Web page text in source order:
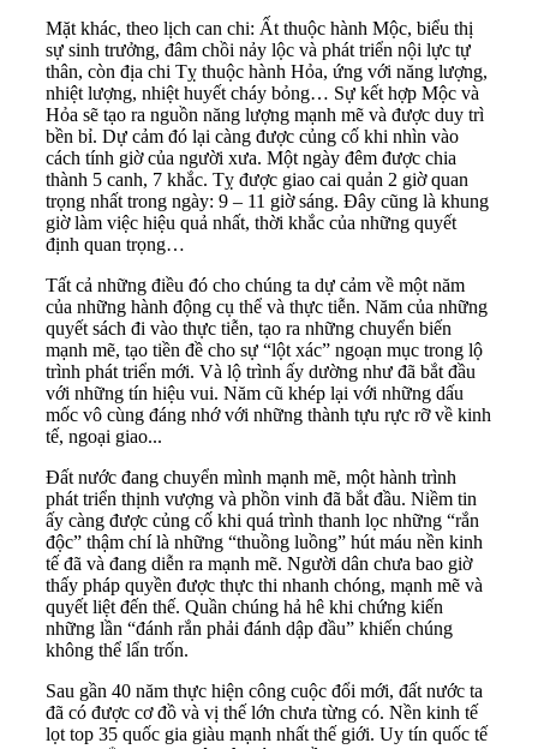
Mặt khác, theo lịch can chi: Ất thuộc hành Mộc, biểu thị
sự sinh trưởng, đâm chồi nảy lộc và phát triển nội lực tự
thân, còn địa chi Tỵ thuộc hành Hỏa, ứng với năng lượng,
nhiệt lượng, nhiệt huyết cháy bỏng… Sự kết hợp Mộc và
Hỏa sẽ tạo ra nguồn năng lượng mạnh mẽ và được duy trì
bền bỉ. Dự cảm đó lại càng được củng cố khi nhìn vào
cách tính giờ của người xưa. Một ngày đêm được chia
thành 5 canh, 7 khắc. Tỵ được giao cai quản 2 giờ quan
trọng nhất trong ngày: 9 – 11 giờ sáng. Đây cũng là khung
giờ làm việc hiệu quả nhất, thời khắc của những quyết
định quan trọng…
Tất cả những điều đó cho chúng ta dự cảm về một năm
của những hành động cụ thể và thực tiễn. Năm của những
quyết sách đi vào thực tiễn, tạo ra những chuyển biến
mạnh mẽ, tạo tiền đề cho sự “lột xác” ngoạn mục trong lộ
trình phát triển mới. Và lộ trình ấy dường như đã bắt đầu
với những tín hiệu vui. Năm cũ khép lại với những dấu
mốc vô cùng đáng nhớ với những thành tựu rực rỡ về kinh
tế, ngoại giao...
Đất nước đang chuyển mình mạnh mẽ, một hành trình
phát triển thịnh vượng và phồn vinh đã bắt đầu. Niềm tin
ấy càng được củng cố khi quá trình thanh lọc những “rắn
độc” thậm chí là những “thuồng luồng” hút máu nền kinh
tế đã và đang diễn ra mạnh mẽ. Người dân chưa bao giờ
thấy pháp quyền được thực thi nhanh chóng, mạnh mẽ và
quyết liệt đến thế. Quần chúng hả hê khi chứng kiến
những lần “đánh rắn phải đánh dập đầu” khiến chúng
không thể lẩn trốn.
Sau gần 40 năm thực hiện công cuộc đổi mới, đất nước ta
đã có được cơ đồ và vị thế lớn chưa từng có. Nền kinh tế
lọt top 35 quốc gia giàu mạnh nhất thế giới. Uy tín quốc tế